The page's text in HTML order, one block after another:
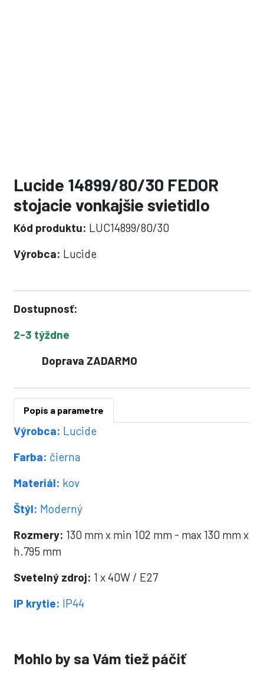
Lucide 14899/80/30 FEDOR
stojacie vonkajšie svietidlo
Kód produktu: LUC14899/80/30
Výrobca: Lucide
Dostupnosť:
2-3 týždne
Doprava ZADARMO
Popis a parametre
Výrobca: Lucide
Farba: čierna
Materiál: kov
Štýl: Moderný
Rozmery: 130 mm x min 102 mm - max 130 mm x
h.795 mm
Svetelný zdroj: 1 x 40W / E27
IP krytie: IP44
Mohlo by sa Vám tiež páčiť